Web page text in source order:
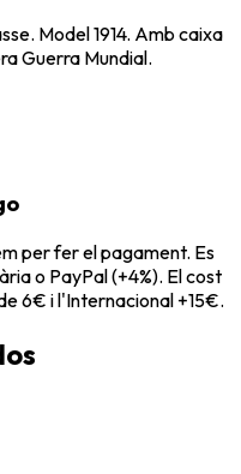
Model 1914. Amb caixa
Guerra Mundial.
per fer el pagament. Es
o PayPal (+4%). El cost
6€ i l'Internacional +15€.